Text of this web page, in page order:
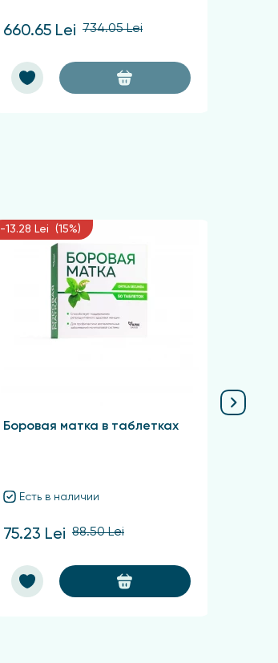
660.65 Lei 734.05 Lei
-13.28 Lei (15%)
Боровая матка в таблетках
Есть в наличии
75.23 Lei 88.50 Lei